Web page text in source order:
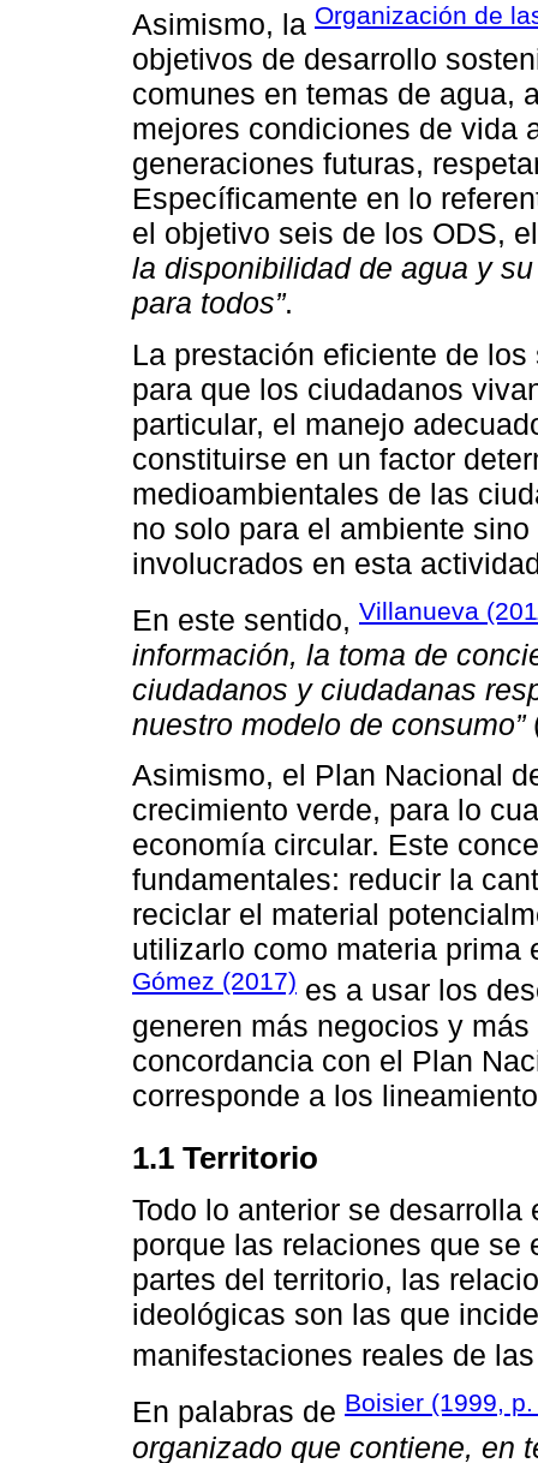
Asimismo, la Organización de
objetivos de desarrollo
comunes en temas de agua,
mejores condiciones de vida
generaciones futuras,
Específicamente en lo
el objetivo seis de los ODS,
la disponibilidad de agua y
para todos”.
La prestación eficiente de
para que los ciudadanos
particular, el manejo
constituirse en un factor
medioambientales de las
no solo para el ambiente
involucrados en esta
En este sentido, Villanueva
información, la toma de
ciudadanos y ciudadanas
nuestro modelo de consumo”
Asimismo, el Plan Nacional
crecimiento verde, para lo
economía circular. Este
fundamentales: reducir la
reciclar el material
utilizarlo como materia prima
Gómez (2017) es a usar los
generen más negocios y
concordancia con el Plan
corresponde a los
1.1 Territorio
Todo lo anterior se
porque las relaciones que se
partes del territorio, las
ideológicas son las que
manifestaciones reales de
En palabras de Boisier (1999,
organizado que contiene, en